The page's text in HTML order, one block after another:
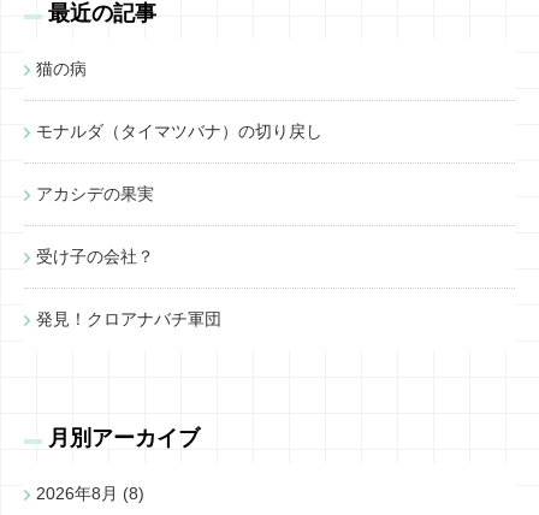
最近の記事
猫の病
モナルダ（タイマツバナ）の切り戻し
アカシデの果実
受け子の会社？
発見！クロアナバチ軍団
月別アーカイブ
2026年8月 (8)